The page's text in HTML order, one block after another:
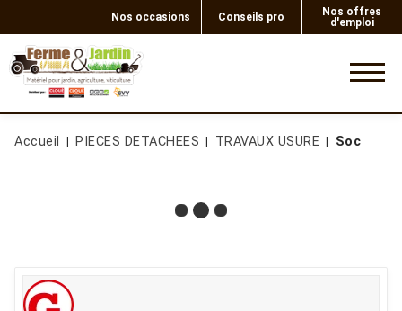
Nos occasions Conseils pro
Nos offres
d'emploi
Accueil PIECES DETACHEES TRAVAUX USURE Soc